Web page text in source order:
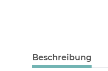
Beschreibung